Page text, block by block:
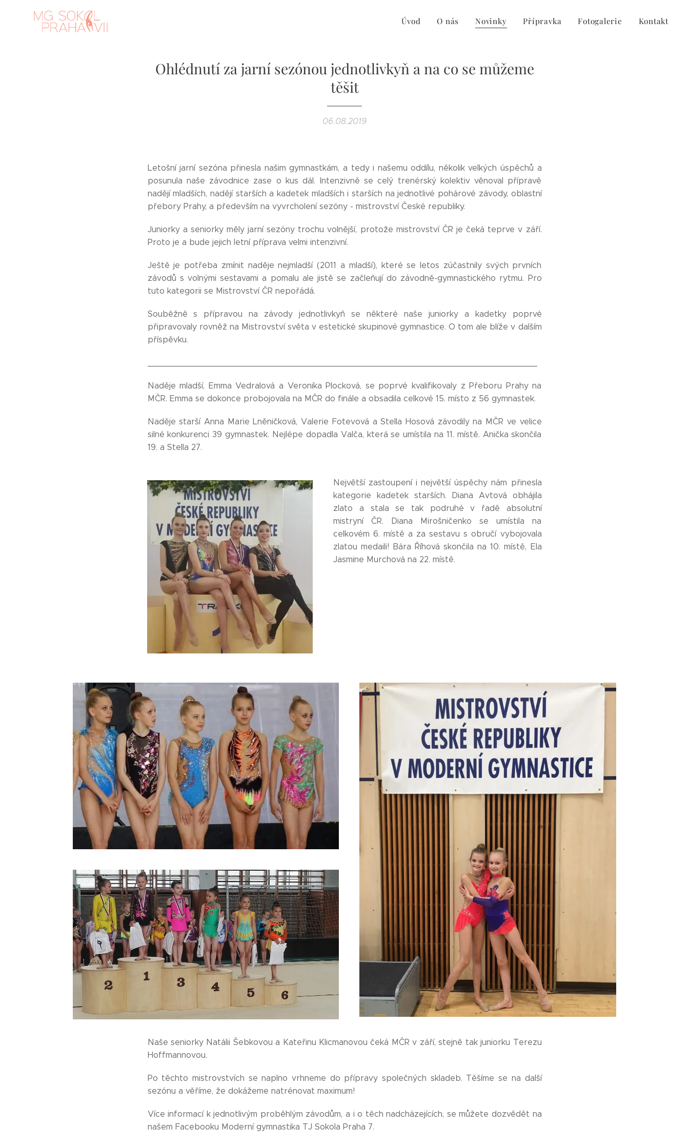
Úvod O nás Novinky Přípravka Fotogalerie Kontakt
Ohlédnutí za jarní sezónou jednotlivkyň a na co se můžeme
těšit
06.08.2019
Letošní jarní sezóna přinesla našim gymnastkám, a tedy i našemu oddílu, několik velkých úspěchů a
posunula naše závodnice zase o kus dál. Intenzivně se celý trenérský kolektiv věnoval přípravě
nadějí mladších, nadějí starších a kadetek mladších i starších na jednotlivé pohárové závody, oblastní
přebory Prahy, a především na vyvrcholení sezóny - mistrovství České republiky.
Juniorky a seniorky měly jarní sezóny trochu volnější, protože mistrovství ČR je čeká teprve v září.
Proto je a bude jejich letní příprava velmi intenzivní.
Ještě je potřeba zmínit naděje nejmladší (2011 a mladší), které se letos zúčastnily svých prvních
závodů s volnými sestavami a pomalu ale jistě se začleňují do závodně-gymnastického rytmu. Pro
tuto kategorii se Mistrovství ČR nepořádá.
Souběžně s přípravou na závody jednotlivkyň se některé naše juniorky a kadetky poprvé
připravovaly rovněž na Mistrovství světa v estetické skupinové gymnastice. O tom ale blíže v dalším
příspěvku.
Naděje mladší, Emma Vedralová a Veronika Plocková, se poprvé kvalifikovaly z Přeboru Prahy na
MČR. Emma se dokonce probojovala na MČR do finále a obsadila celkové 15. místo z 56 gymnastek.
Naděje starší Anna Marie Lněničková, Valerie Fotevová a Stella Hosová závodily na MČR ve velice
silné konkurenci 39 gymnastek. Nejlépe dopadla Valča, která se umístila na 11. místě. Anička skončila
19. a Stella 27.
Největší zastoupení i největší úspěchy nám přinesla
kategorie kadetek starších. Diana Avtová obhájila
zlato a stala se tak podruhé v řadě absolutní
mistryní ČR. Diana Mirošničenko se umístila na
celkovém 6. místě a za sestavu s obručí vybojovala
zlatou medaili! Bára Říhová skončila na 10. místě, Ela
Jasmine Murchová na 22. místě.
Naše seniorky Natálii Šebkovou a Kateřinu Klicmanovou čeká MČR v září, stejně tak juniorku Terezu
Hoffmannovou.
Po těchto mistrovstvích se naplno vrhneme do přípravy společných skladeb. Těšíme se na další
sezónu a věříme, že dokážeme natrénovat maximum! 😊
Více informací k jednotlivým proběhlým závodům, a i o těch nadcházejících, se můžete dozvědět na
našem Facebooku Moderní gymnastika TJ Sokola Praha 7.